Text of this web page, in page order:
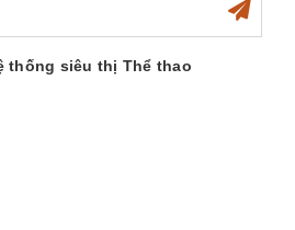
thống siêu thị Thể thao